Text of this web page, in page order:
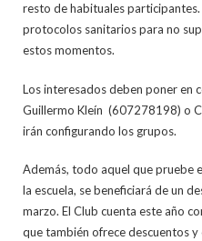
resto de habituales
protocolos sanitarios para no
estos momentos.
Los interesados deben poner en
Guillermo Kleín (607278198) o
irán configurando los grupos.
Además, todo aquel que pruebe
la escuela, se beneficiará de un
marzo. El Club cuenta este año
que también ofrece descuentos